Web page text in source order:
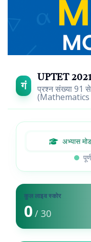
गं
UPTET
प्रश्न संख्या 91
(Mathematics
अभ्यास
कुल लाइव स्कोर
0 / 30